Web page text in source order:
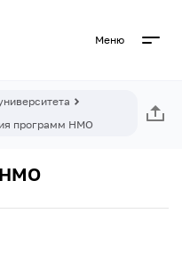
Меню
программ НМО
НМО